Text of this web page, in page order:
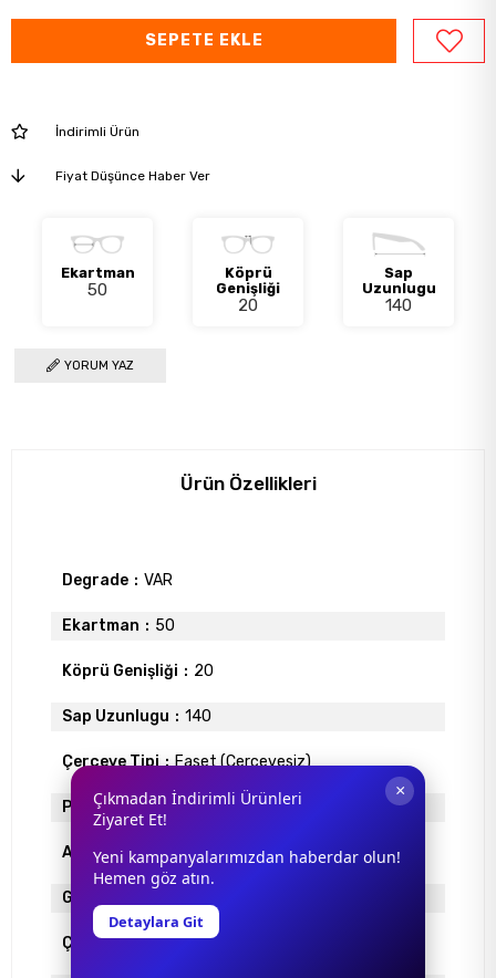
İndirimli Ürün
Fiyat Düşünce Haber Ver
Ekartman
50
Köprü
Genişliği
20
Sap
Uzunlugu
140
YORUM YAZ
Ürün Özellikleri
Degrade VAR
Ekartman 50
Köprü Genişliği 20
Sap Uzunlugu 140
Çerçeve Tipi Faset (Çerçevesiz)
Polarize YOK
Ayna YOK
Gövde Rengi
Çerçeve Materyali
×
Çıkmadan İndirimli Ürünleri
Ziyaret Et!
Yeni kampanyalarımızdan haberdar olun!
Hemen göz atın.
Detaylara Git